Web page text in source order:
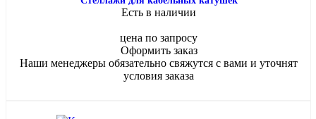
Есть в наличии
цена по запросу
Оформить заказ
Наши менеджеры обязательно свяжутся с вами и уточнят
условия заказа